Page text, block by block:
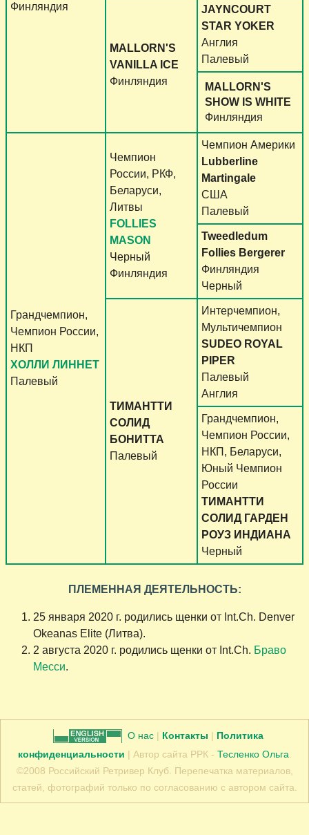
Финляндия
MALLORN'S
VANILLA ICE
Финляндия
JAYNCOURT
STAR YOKER
Англия
Палевый
MALLORN'S
SHOW IS WHITE
Финляндия
Грандчемпион,
Чемпион России,
НКП
ХОЛЛИ ЛИННЕТ
Палевый
Чемпион
России, РКФ,
Беларуси,
Литвы
FOLLIES
MASON
Черный
Финляндия
Чемпион Америки
Lubberline
Martingale
США
Палевый
Tweedledum
Follies Bergerer
Финляндия
Черный
ТИМАНТТИ
СОЛИД
БОНИТТА
Палевый
Интерчемпион,
Мультичемпион
SUDEO ROYAL
PIPER
Палевый
Англия
Грандчемпион,
Чемпион России,
НКП, Беларуси,
Юный Чемпион
России
ТИМАНТТИ
СОЛИД ГАРДЕН
РОУЗ ИНДИАНА
Черный
ПЛЕМЕННАЯ ДЕЯТЕЛЬНОСТЬ:
25 января 2020 г. родились щенки от Int.Ch. Denver
Okeanas Elite (Литва).
2 августа 2020 г. родились щенки от Int.Ch. Браво
Месси.
О нас | Контакты | Политика
конфиденциальности | Автор сайта РРК - Тесленко Ольга
©2008 Российский Ретривер Клуб. Перепечатка материалов,
статей, фотографий только по согласованию с автором сайта.